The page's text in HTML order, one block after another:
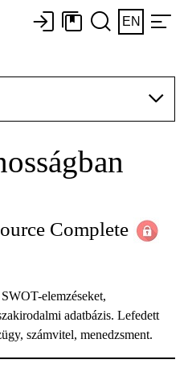
EN
Complete
elemzéseket,
adatbázis. Lefedett
számvitel, menedzsment.